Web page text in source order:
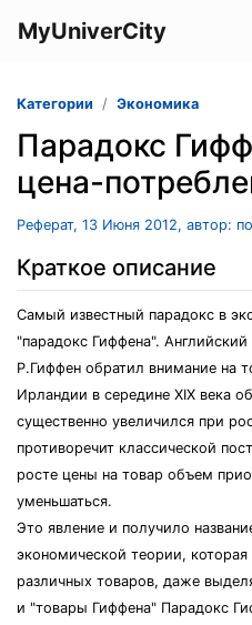
MyUniverCity
Категории Экономика
Парадокс
цена-
Реферат, 13 Июня 2012, автор:
Краткое описание
Самый известный парадокс в
"парадокс Гиффена".
Р.Гиффен обратил внимание на
Ирландии в середине XIX века
существенно увеличился при
противоречит классической
росте цены на товар объем
уменьшаться.
Это явление и получило
экономической теории,
различных товаров, даже
и "товары Гиффена" Парадокс